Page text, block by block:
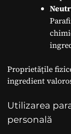
Proprietățile
ingredient
Utilizarea
personală